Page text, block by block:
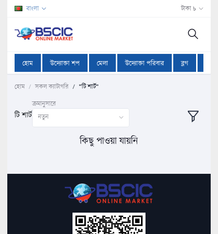
বাংলা টাকা ৳
হোম উদ্যোক্তা শপ মেলা উদ্যোক্তা পরিবার ব্লগ
হোম সকল ক্যাটাগরি "টি শার্ট"
টি শার্ট
ক্রমানুসারে
নতুন
কিছু পাওয়া যায়নি